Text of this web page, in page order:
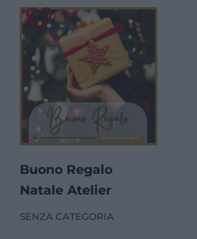
Buono Regalo
Natale Atelier
SENZA CATEGORIA